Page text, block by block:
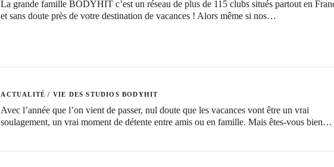
La grande famille BODYHIT c’est un réseau de plus de 115 clubs situés partout en
et sans doute près de votre destination de vacances ! Alors même si nos…
ACTUALITÉ / VIE DES STUDIOS BODYHIT
Avec l’année que l’on vient de passer, nul doute que les vacances vont être un vrai
soulagement, un vrai moment de détente entre amis ou en famille. Mais êtes-vous bien…